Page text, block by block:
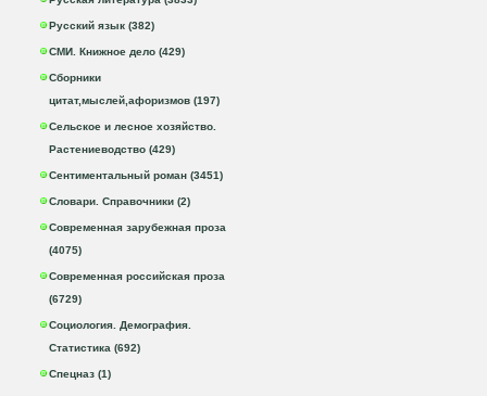
Русский язык (382)
СМИ. Книжное дело (429)
Сборники
цитат,мыслей,афоризмов (197)
Сельское и лесное хозяйство.
Растениеводство (429)
Сентиментальный роман (3451)
Словари. Справочники (2)
Современная зарубежная проза
(4075)
Современная российская проза
(6729)
Социология. Демография.
Статистика (692)
Спецназ (1)